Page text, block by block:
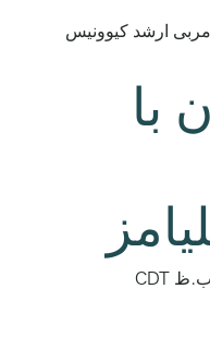
مربی ارشد کیوونیس
با
CDT